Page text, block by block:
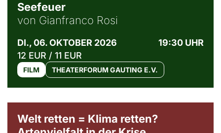
Seefeuer
von Gianfranco Rosi
DI., 06. OKTOBER 2026
19:30 UHR
12 EUR / 11 EUR
FILM THEATERFORUM GAUTING E.V.
Welt retten = Klima retten?